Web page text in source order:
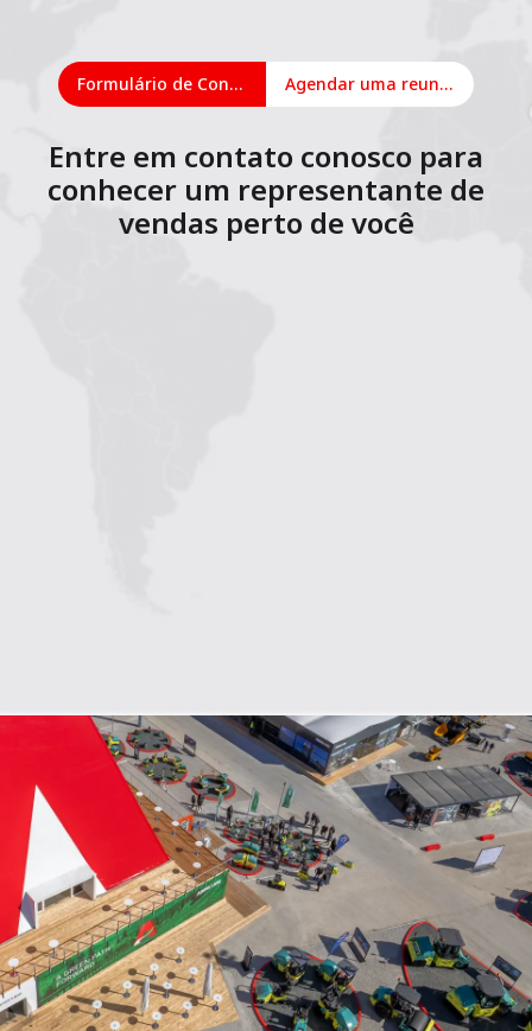
Formulário de Contato Agendar uma reunião on-line
Entre em contato conosco para
conhecer um representante de
vendas perto de você